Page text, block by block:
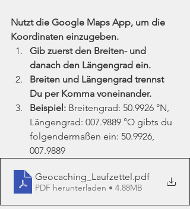
Nutzt die Google Maps App, um die
Koordinaten einzugeben.
Gib zuerst den Breiten- und
danach den Längengrad ein.
Breiten und Längengrad trennst
Du per Komma voneinander.
Beispiel: Breitengrad: 50.9926 °N,
Längengrad: 007.9889 °O gibts du
folgendermaßen ein: 50.9926,
007.9889
Geocaching_Laufzettel.pdf
PDF herunterladen • 4.88MB